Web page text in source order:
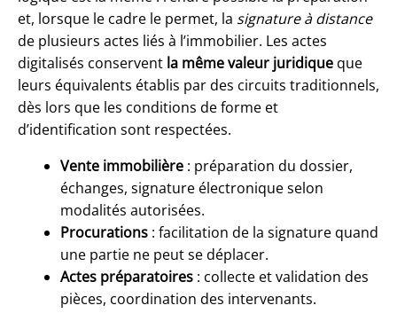
et, lorsque le cadre le permet, la signature à distance
de plusieurs actes liés à l’immobilier. Les actes
digitalisés conservent la même valeur juridique que
leurs équivalents établis par des circuits traditionnels,
dès lors que les conditions de forme et
d’identification sont respectées.
Vente immobilière : préparation du dossier,
échanges, signature électronique selon
modalités autorisées.
Procurations : facilitation de la signature quand
une partie ne peut se déplacer.
Actes préparatoires : collecte et validation des
pièces, coordination des intervenants.